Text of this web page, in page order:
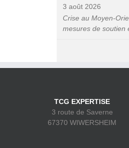
3 août 2026
Crise au Moyen-
mesures de soutien
TCG EXPERTISE
3 route de Saverne
67370 WIWERSHEIM